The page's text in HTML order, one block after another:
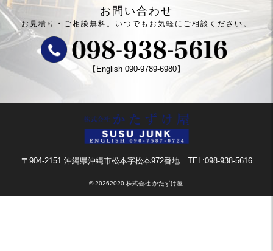
お問い合わせ
お見積り・ご相談無料。 いつでもお気軽にご相談ください。
【English 090-9789-6980】
〒904-2151 沖縄県沖縄市松本字松本972番地 TEL:098-938-5616
©20262020 株式会社 かたずけ屋.